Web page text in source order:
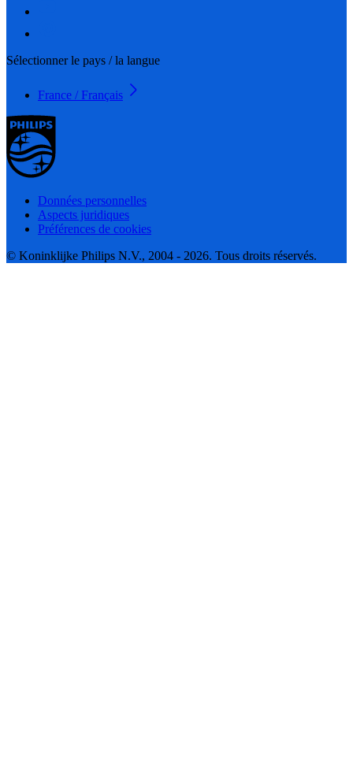
Sélectionner le pays / la langue
France / Français
Données personnelles
Aspects juridiques
Préférences de cookies
© Koninklijke Philips N.V., 2004 - 2026. Tous droits réservés.